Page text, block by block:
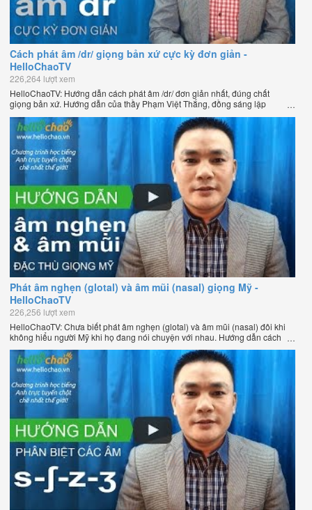
Cách phát âm /dr/ giọng bản xứ cực kỳ đơn giản -
HelloChaoTV
226,264 lượt xem
HelloChaoTV: Hướng dẫn cách phát âm /dr/ đơn giản nhất, đúng chất
giọng bản xứ. Hướng dẫn của thầy Phạm Việt Thắng, đồng sáng lập
giới.
Phát âm nghẹn (glotal) và âm mũi (nasal) giọng Mỹ -
HelloChaoTV
226,256 lượt xem
HelloChaoTV: Chưa biết phát âm nghẹn (glotal) và âm mũi (nasal) đôi khi
không hiểu người Mỹ khi họ đang nói chuyện với nhau. Hướng dẫn cách
phát âm tiếng Anh giọng Mỹ theo phương pháp đọc tách ghép âm đặc biệt
của thầy Phạm Việt Thắng, đồng sáng lập HelloChao.vn - Chương trình
dạy tiếng Anh trực tuyến chặt chẽ nhất thế giới.